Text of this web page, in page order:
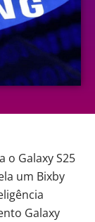
o Galaxy S25
um Bixby
Galaxy